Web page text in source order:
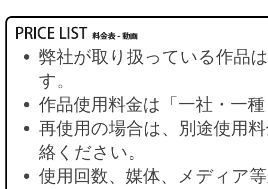
弊社が取り扱っている作品
す。
作品使用料金は「一社・一
再使用の場合は、別途使用
絡ください。
使用回数、媒体、メディア